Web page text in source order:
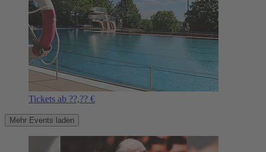
Tickets ab ??,?? €
Mehr Events laden